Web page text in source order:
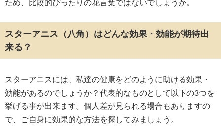
ため、比較的ぴったりの花言葉ではないでしょうか。
スターアニス（八角）はどんな効果・効能が期待出
来る？
スターアニスには、私達の健康をどのように助ける効果・
効能があるのでしょうか？代表的なものとして以下の3つを
挙げる事が出来ます。個人差が見られる場合もありますの
で、ご自身に効果的な方法を探してみましょう。